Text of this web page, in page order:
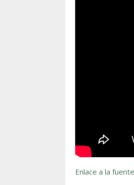
Enlace a la fuente